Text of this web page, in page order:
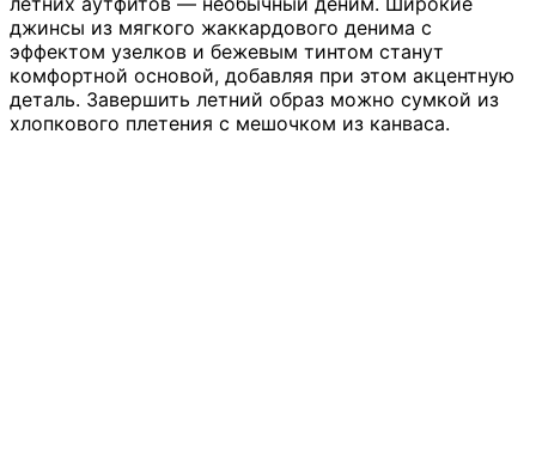
джинсы из мягкого жаккардового денима с
эффектом узелков и бежевым тинтом станут
комфортной основой, добавляя при этом акцентную
деталь. Завершить летний образ можно сумкой из
хлопкового плетения с мешочком из канваса.